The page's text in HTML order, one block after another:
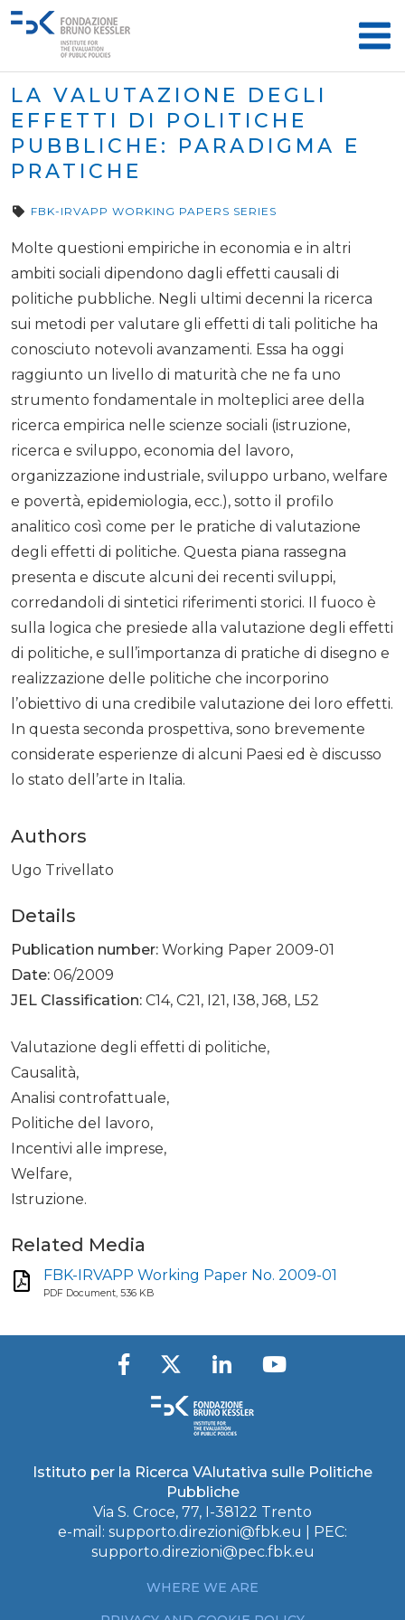
LA VALUTAZIONE DEGLI
EFFETTI DI POLITICHE
PUBBLICHE: PARADIGMA E
PRATICHE
FBK-IRVAPP WORKING PAPERS SERIES
Molte questioni empiriche in economia e in altri
ambiti sociali dipendono dagli effetti causali di
politiche pubbliche. Negli ultimi decenni la ricerca
sui metodi per valutare gli effetti di tali politiche ha
conosciuto notevoli avanzamenti. Essa ha oggi
raggiunto un livello di maturità che ne fa uno
strumento fondamentale in molteplici aree della
ricerca empirica nelle scienze sociali (istruzione,
ricerca e sviluppo, economia del lavoro,
organizzazione industriale, sviluppo urbano, welfare
e povertà, epidemiologia, ecc.), sotto il profilo
analitico così come per le pratiche di valutazione
degli effetti di politiche. Questa piana rassegna
presenta e discute alcuni dei recenti sviluppi,
corredandoli di sintetici riferimenti storici. Il fuoco è
sulla logica che presiede alla valutazione degli effetti
di politiche, e sull’importanza di pratiche di disegno e
realizzazione delle politiche che incorporino
l’obiettivo di una credibile valutazione dei loro effetti.
In questa seconda prospettiva, sono brevemente
considerate esperienze di alcuni Paesi ed è discusso
lo stato dell’arte in Italia.
Authors
Ugo Trivellato
Details
Publication number: Working Paper 2009-01
Date: 06/2009
JEL Classification: C14, C21, I21, I38, J68, L52
Valutazione degli effetti di politiche,
Causalità,
Analisi controfattuale,
Politiche del lavoro,
Incentivi alle imprese,
Welfare,
Istruzione.
Related Media
FBK-IRVAPP Working Paper No. 2009-01
PDF Document, 536 KB
Istituto per la Ricerca VAlutativa sulle Politiche
Pubbliche
Via S. Croce, 77, I-38122 Trento
e-mail: supporto.direzioni@fbk.eu
| PEC:
supporto.direzioni@pec.fbk.eu
WHERE WE ARE